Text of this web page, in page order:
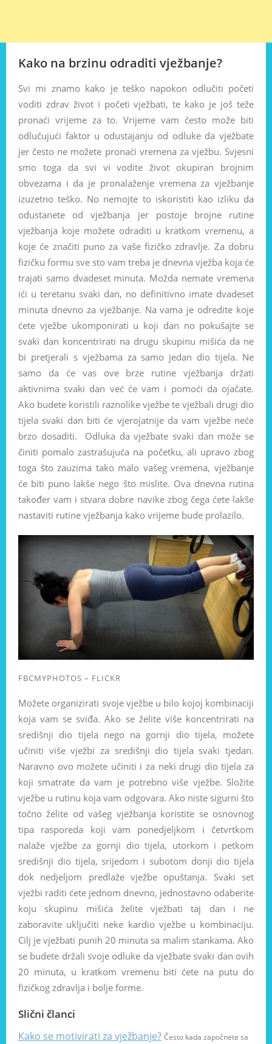
Kako na brzinu odraditi vježbanje?
Svi mi znamo kako je teško napokon odlučiti početi
voditi zdrav život i početi vježbati, te kako je još teže
pronaći vrijeme za to. Vrijeme vam često može biti
odlučujući faktor u odustajanju od odluke da vježbate
jer često ne možete pronaći vremena za vježbu. Svjesni
smo toga da svi vi vodite život okupiran brojnim
obvezama i da je pronalaženje vremena za vježbanje
izuzetno teško. No nemojte to iskoristiti kao izliku da
odustanete od vježbanja jer postoje brojne rutine
vježbanja koje možete odraditi u kratkom vremenu, a
koje će značiti puno za vaše fizičko zdravlje. Za dobru
fizičku formu sve sto vam treba je dnevna vježba koja će
trajati samo dvadeset minuta. Možda nemate vremena
ići u teretanu svaki dan, no definitivno imate dvadeset
minuta dnevno za vježbanje. Na vama je odredite koje
ćete vježbe ukomponirati u koji dan no pokušajte se
svaki dan koncentrirati na drugu skupinu mišića da ne
bi pretjerali s vježbama za samo jedan dio tijela. Ne
samo da će vas ove brze rutine vježbanja držati
aktivnima svaki dan već će vam i pomoći da ojačate.
Ako budete koristili raznolike vježbe te vježbali drugi dio
tijela svaki dan biti će vjerojatnije da vam vježbe neće
brzo dosaditi. Odluka da vježbate svaki dan može se
činiti pomalo zastrašujuća na početku, ali upravo zbog
toga što zauzima tako malo vašeg vremena, vježbanje
će biti puno lakše nego što mislite. Ova dnevna rutina
također vam i stvara dobre navike zbog čega ćete lakše
nastaviti rutine vježbanja kako vrijeme bude prolazilo.
FBCMYPHOTOS – FLICKR
Možete organizirati svoje vježbe u bilo kojoj kombinaciji
koja vam se sviđa. Ako se želite više koncentrirati na
središnji dio tijela nego na gornji dio tijela, možete
učiniti više vježbi za središnji dio tijela svaki tjedan.
Naravno ovo možete učiniti i za neki drugi dio tijela za
koji smatrate da vam je potrebno više vježbe. Složite
vježbe u rutinu koja vam odgovara. Ako niste sigurni što
točno želite od vašeg vježbanja koristite se osnovnog
tipa rasporeda koji vam ponedjeljkom i četvrtkom
nalaže vježbe za gornji dio tijela, utorkom i petkom
središnji dio tijela, srijedom i subotom donji dio tijela
dok nedjeljom predlaže vježbe opuštanja. Svaki set
vježbi raditi ćete jednom dnevno, jednostavno odaberite
koju skupinu mišića želite vježbati taj dan i ne
zaboravite uključiti neke kardio vježbe u kombinaciju.
Cilj je vježbati punih 20 minuta sa malim stankama. Ako
se budete držali svoje odluke da vježbate svaki dan ovih
20 minuta, u kratkom vremenu biti ćete na putu do
fizičkog zdravlja i bolje forme.
Slični članci
Kako se motivirati za vježbanje? Često kada započnete sa